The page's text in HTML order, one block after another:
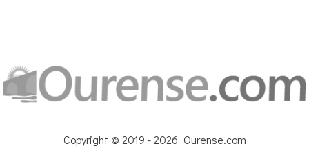
Copyright © 2019 - 2026 Ourense.com